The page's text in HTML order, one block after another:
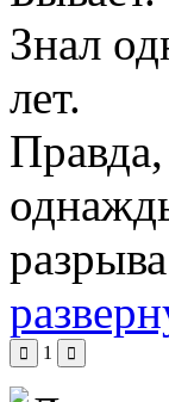
Знал
лет.
1